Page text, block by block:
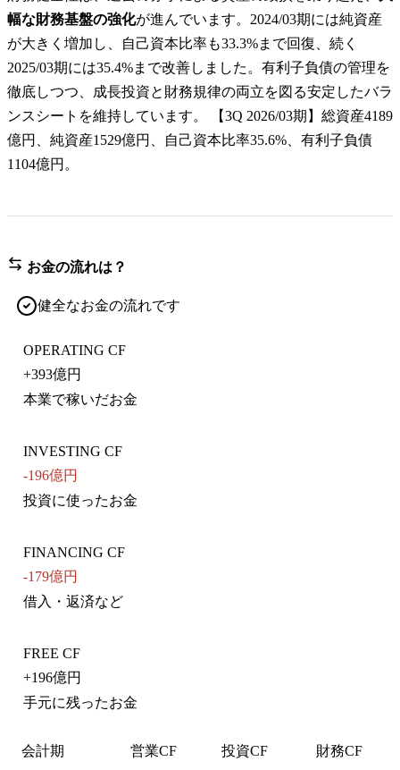
幅な財務基盤の強化が進んでいます。2024/03期には純資産
が大きく増加し、自己資本比率も33.3%まで回復、続く
2025/03期には35.4%まで改善しました。有利子負債の管理を
徹底しつつ、成長投資と財務規律の両立を図る安定したバラ
ンスシートを維持しています。 【3Q 2026/03期】総資産4189
億円、純資産1529億円、自己資本比率35.6%、有利子負債
1104億円。
お金の流れは？
健全なお金の流れです
OPERATING CF
+393億円
本業で稼いだお金
INVESTING CF
-196億円
投資に使ったお金
FINANCING CF
-179億円
借入・返済など
FREE CF
+196億円
手元に残ったお金
会計期 営業CF 投資CF 財務CF